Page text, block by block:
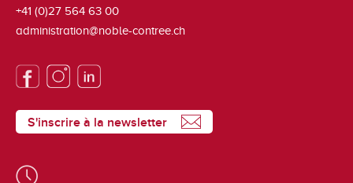
+41 (0)27 564 63 00
administration@noble-contree.ch
S'inscrire à la newsletter